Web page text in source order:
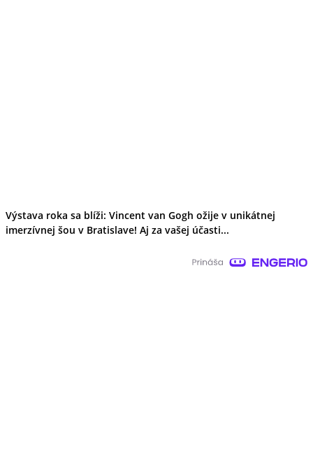
Výstava roka sa blíži: Vincent van Gogh ožije v unikátnej
imerzívnej šou v Bratislave! Aj za vašej účasti...